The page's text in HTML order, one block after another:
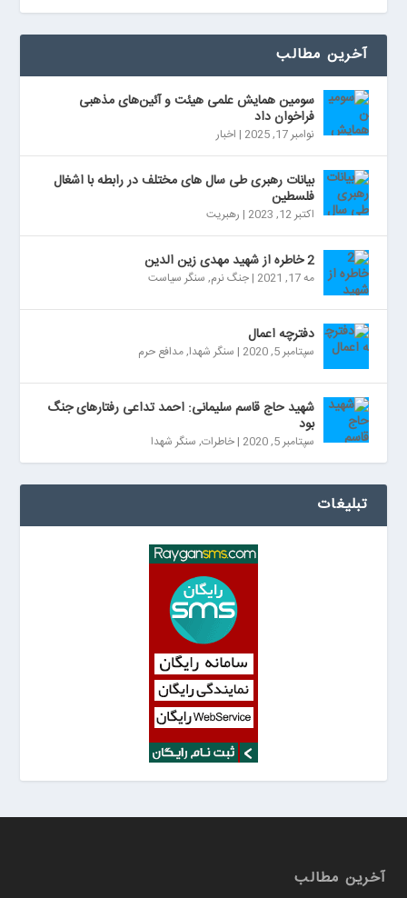
آخرین مطالب
سومین همایش علمی هیئت و آئین‌های مذهبی
فراخوان داد
نوامبر 17, 2025 | اخبار
بیانات رهبری طی سال های مختلف در رابطه با اشغال
فلسطین
اکتبر 12, 2023 | رهبریت
2 خاطره از شهید مهدی زین الدین
مه 17, 2021 |جنگ نرم, سنگر سیاست
دفترچه اعمال
سپتامبر 5, 2020 | سنگر شهدا,مدافع حرم
شهید حاج قاسم سلیمانی: احمد تداعی رفتارهای جنگ
بود
سپتامبر 5, 2020 |خاطرات, سنگر شهدا
تبلیغات
آخرین مطالب